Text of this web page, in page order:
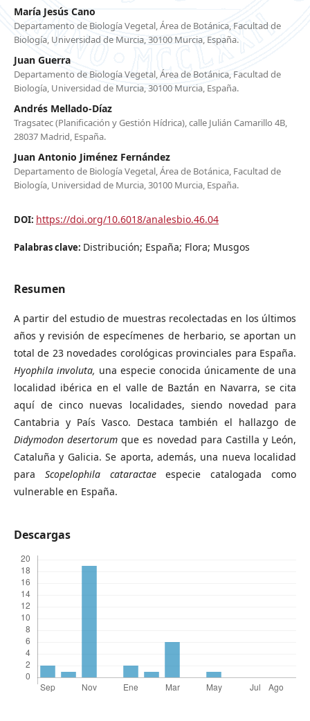
María Jesús Cano
Departamento de Biología Vegetal, Área de Botánica, Facultad de
Biología, Universidad de Murcia, 30100 Murcia, España.
Juan Guerra
Departamento de Biología Vegetal, Área de Botánica, Facultad de
Biología, Universidad de Murcia, 30100 Murcia, España.
Andrés Mellado-Díaz
Tragsatec (Planificación y Gestión Hídrica), calle Julián Camarillo 4B,
28037 Madrid, España.
Juan Antonio Jiménez Fernández
Departamento de Biología Vegetal, Área de Botánica, Facultad de
Biología, Universidad de Murcia, 30100 Murcia, España.
DOI: https://doi.org/10.6018/analesbio.46.04
Palabras clave: Distribución; España; Flora; Musgos
Resumen
A partir del estudio de muestras recolectadas en los últimos
años y revisión de especímenes de herbario, se aportan un
total de 23 novedades corológicas provinciales para España.
Hyophila involuta, una especie conocida únicamente de una
localidad ibérica en el valle de Baztán en Navarra, se cita
aquí de cinco nuevas localidades, siendo novedad para
Cantabria y País Vasco. Destaca también el hallazgo de
Didymodon desertorumque es novedad para Castilla y León,
Cataluña y Galicia. Se aporta, además, una nueva localidad
para Scopelophila cataractaeespecie catalogada como
vulnerable en España.
Descargas